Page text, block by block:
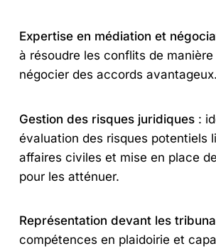
Expertise en médiation et
à résoudre les conflits de
négocier des accords avantageux.
Gestion des risques juridiques:
évaluation des risques potentiels
affaires civiles et mise en place
pour les atténuer.
Représentation devant les
compétences en plaidoirie et